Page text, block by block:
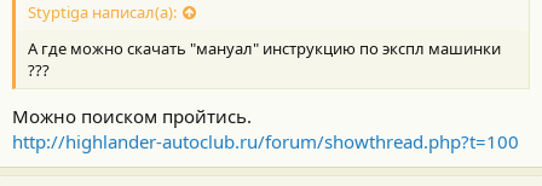
Styptiga написал(а):
А где можно скачать "мануал" инструкцию по экспл машинки
???
Можно поиском пройтись.
http://highlander-autoclub.ru/forum/showthread.php?t=100